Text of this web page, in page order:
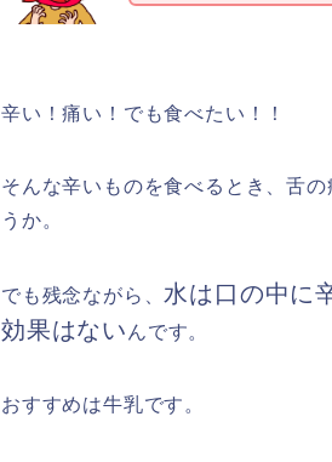
辛い！痛い！でも食べたい！！
そんな辛いものを食べるとき、舌
うか。
でも残念ながら、 水は口の中に
効果はない んです。
おすすめは牛乳です。